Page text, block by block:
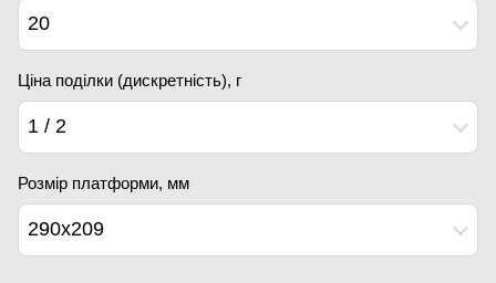
20
Ціна поділки (дискретність), г
1 / 2
Розмір платформи, мм
290х209